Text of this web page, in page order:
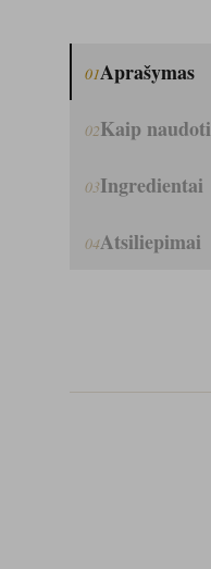
01Aprašymas
02Kaip naudoti
03Ingredientai
04Atsiliepimai